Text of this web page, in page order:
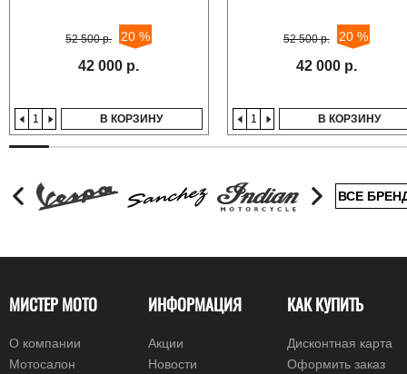
52 500 р. 20 %
42 000 р.
В КОРЗИНУ
52 500 р. 20 %
42 000 р.
В КОРЗИНУ
ВСЕ
МИСТЕР МОТО
О компании
Мотосалон
ИНФОРМАЦИЯ
Акции
Новости
КАК КУПИТЬ
Дисконтная карта
Оформить заказ